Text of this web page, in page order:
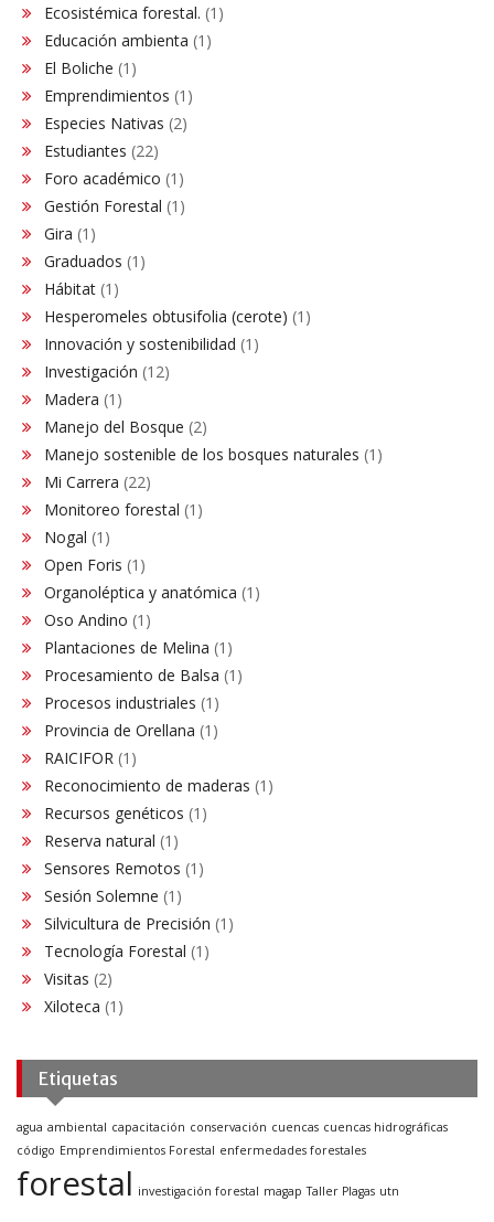
Ecosistémica forestal. (1)
Educación ambienta (1)
El Boliche (1)
Emprendimientos (1)
Especies Nativas (2)
Estudiantes (22)
Foro académico (1)
Gestión Forestal (1)
Gira (1)
Graduados (1)
Hábitat (1)
Hesperomeles obtusifolia (cerote) (1)
Innovación y sostenibilidad (1)
Investigación (12)
Madera (1)
Manejo del Bosque (2)
Manejo sostenible de los bosques naturales (1)
Mi Carrera (22)
Monitoreo forestal (1)
Nogal (1)
Open Foris (1)
Organoléptica y anatómica (1)
Oso Andino (1)
Plantaciones de Melina (1)
Procesamiento de Balsa (1)
Procesos industriales (1)
Provincia de Orellana (1)
RAICIFOR (1)
Reconocimiento de maderas (1)
Recursos genéticos (1)
Reserva natural (1)
Sensores Remotos (1)
Sesión Solemne (1)
Silvicultura de Precisión (1)
Tecnología Forestal (1)
Visitas (2)
Xiloteca (1)
Etiquetas
agua ambiental capacitación conservación cuencas cuencas hidrográficas
código Emprendimientos Forestal enfermedades forestales
forestal investigación forestal magap Taller Plagas utn